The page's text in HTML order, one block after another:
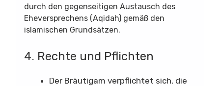
durch den gegenseitigen Austausch des
Eheversprechens (Aqidah) gemäß den
islamischen Grundsätzen.
4. Rechte und Pflichten
Der Bräutigam verpflichtet sich, die